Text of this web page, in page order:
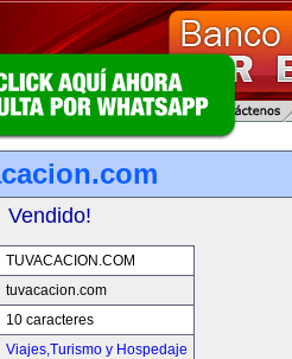
Vendido!
TUVACACION.COM
tuvacacion.com
10 caracteres
Viajes,Turismo y Hospedaje